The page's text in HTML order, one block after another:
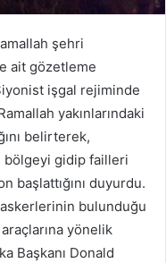
şehri
ait gözetleme
işgal rejiminde
yakınlarındaki
belirterek,
bölgeyi gidip failleri
başlattığını duyurdu.
askerlerinin bulunduğu
yönelik
Başkanı Donald